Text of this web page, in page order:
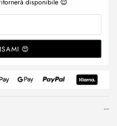
disponibile 😌
😍